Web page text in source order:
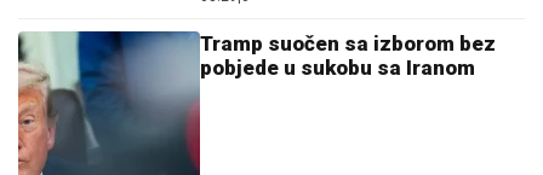
Tramp suočen sa izborom bez
pobjede u sukobu sa Iranom